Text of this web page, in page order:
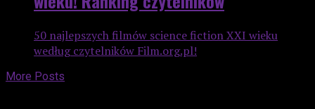
50 najlepszych filmów science fiction XXI wieku
według czytelników Film.org.pl!
More Posts